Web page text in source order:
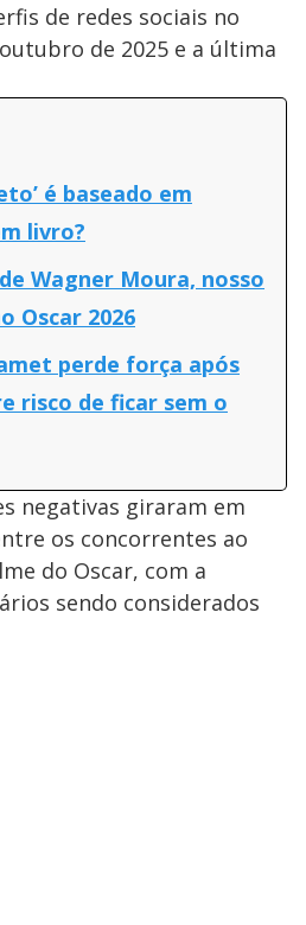
de redes sociais no
de 2025 e a última
é baseado em
livro?
Wagner Moura, nosso
Oscar 2026
perde força após
risco de ficar sem o
negativas giraram em
os concorrentes ao
do Oscar, com a
sendo considerados